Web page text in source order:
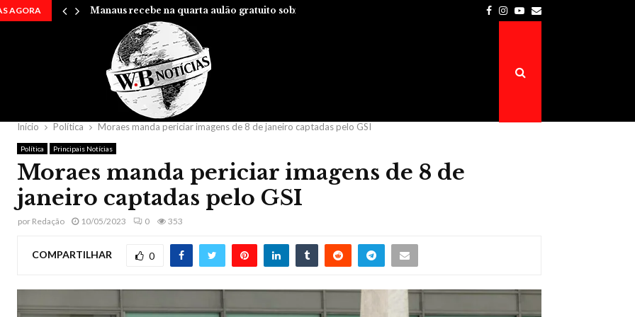
AGORA Manaus recebe na quarta aulão gratuito sobre… Prefeitura de Atalaia do Norte é a…
Facebook
Instagram
Youtube
Email
Início Política Moraes manda periciar imagens de 8 de janeiro captadas pelo GSI
Política Principais Notícias
Moraes manda periciar imagens de 8 de
janeiro captadas pelo GSI
por Redação 10/05/2023 0 353
COMPARTILHAR 0